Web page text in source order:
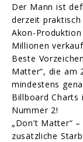
Der Mann ist
derzeit
Akon-
Millionen
Beste
Matter“, die am
mindestens
Billboard Charts
Nummer 2!
„Don’t Matter“
zusätzliche